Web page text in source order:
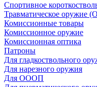
Спортивное
Травматическое оружие
Комиссионные товары
Комиссионное оружие
Комиссионная оптика
Патроны
Для гладкоствольного
Для нарезного оружия
Для ОООП